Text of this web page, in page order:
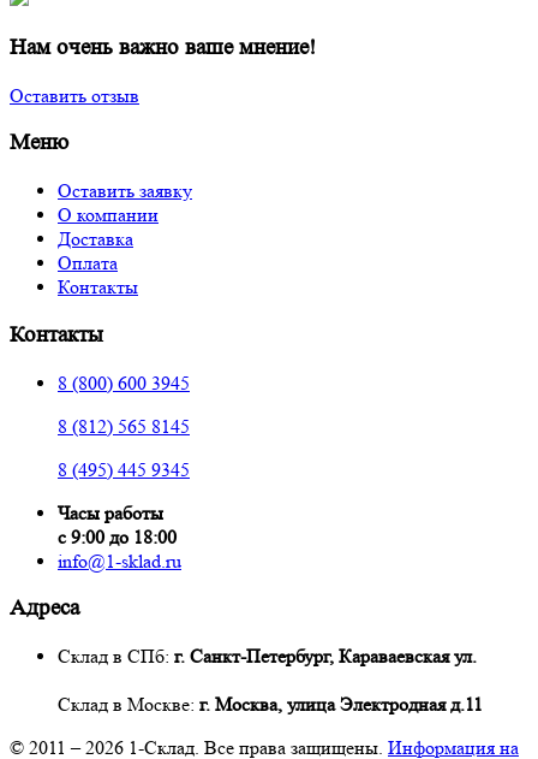
Нам очень важно ваше мнение!
Оставить отзыв
Меню
Оставить заявку
О компании
Доставка
Оплата
Контакты
Контакты
8 (800) 600 3945
8 (812) 565 8145
8 (495) 445 9345
Часы работы
с 9:00 до 18:00
info@1-sklad.ru
Адреса
Склад в СПб: г. Санкт-Петербург, Караваевская ул.
Склад в Москве: г. Москва, улица Электродная д.11
© 2011 – 2026 1-Склад. Все права защищены. Информация на